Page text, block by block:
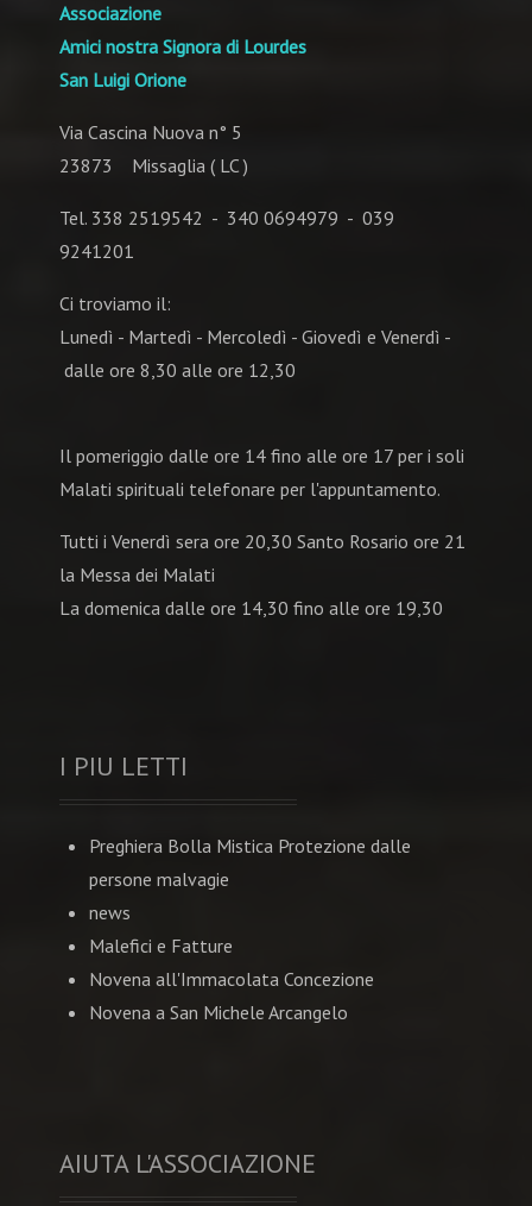
Associazione
Amici nostra Signora di Lourdes
San Luigi Orione
Via Cascina Nuova n° 5
23873 Missaglia ( LC )
Tel. 338 2519542 - 340 0694979 - 039
9241201
Ci troviamo il:
Lunedì - Martedì - Mercoledì - Giovedì e Venerdì -
dalle ore 8,30 alle ore 12,30
Il pomeriggio dalle ore 14 fino alle ore 17 per i soli
Malati spirituali telefonare per l'appuntamento.
Tutti i Venerdì sera ore 20,30 Santo Rosario ore 21
la Messa dei Malati
La domenica dalle ore 14,30 fino alle ore 19,30
I PIU LETTI
Preghiera Bolla Mistica Protezione dalle
persone malvagie
news
Malefici e Fatture
Novena all'Immacolata Concezione
Novena a San Michele Arcangelo
AIUTA L'ASSOCIAZIONE